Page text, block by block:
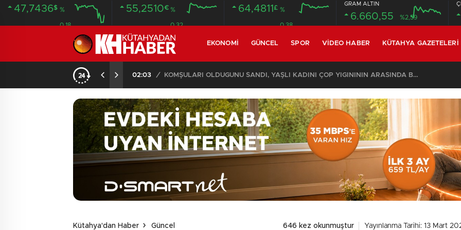
47,7436$ %
0.18
55,2510€ %
0.32
64,4811 £ %
0.38
GRAM ALTIN
6.660,55 %2,59
EKONOMI GÜNCEL SPOR VIDEO HABER KÜTAHYA GAZETELERI
02:03 / KOMŞULARI ÖLDÜĞÜNÜ SANDI, YAŞLI KADINI ÇÖP YIĞINININ ARASINDA BULUNDU
Kütahya'dan Haber Güncel 646 kez okunmuştur Yayınlanma Tarihi: 13 Mart